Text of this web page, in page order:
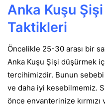
Anka Kuşu Şişi
Taktikleri
Öncelikle 25-30 arası bir
Anka Kuşu Şişi düşürmek
tercihimizdir. Bunun sebebi
ve daha iyi kesebilmemiz.
önce envanterinize kırmızı